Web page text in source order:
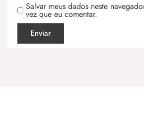
Salvar meus dados neste
vez que eu comentar.